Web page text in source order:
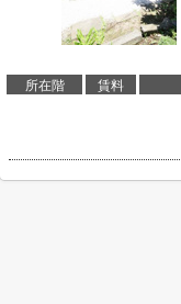
所在階 賃料